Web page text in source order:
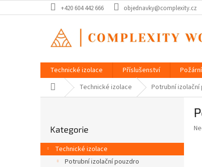
na
+420 604 442 666 objednavky@complexity.cz
Technické izolace Příslušenství
Domů Technické izolace Potrubní izolační
r
a
kategorie
Kategorie
Technické izolace
Potrubní izolační pouzdro